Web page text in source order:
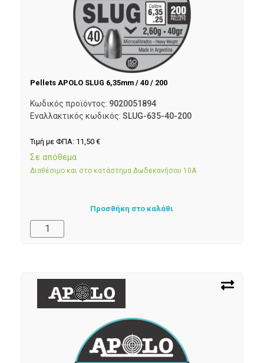
Pellets APOLO SLUG 6,35mm / 40 / 200
Κωδικός προϊόντος: 9020051894
Εναλλακτικός κωδικός: SLUG-635-40-200
Τιμή με ΦΠΑ: 11,50 €
Σε απόθεμα
Διαθέσιμο και στο κατάστημα Δωδεκανήσου 10Α
Προσθήκη στο καλάθι